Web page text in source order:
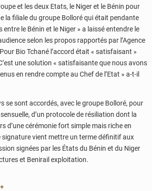
et les deux Etats, le Niger et le Bénin pour
la filiale du groupe Bolloré qui était pendante
le Bénin et le Niger » a laissé entendre le
selon les propos rapportés par l’Agence
Bio Tchané l’accord était « satisfaisant »
une solution « satisfaisante que nous avons
en rendre compte au Chef de l’Etat » a-t-il
se sont accordés, avec le groupe Bolloré, pour
d’un protocole de résiliation dont la
d’une cérémonie fort simple mais riche en
vient mettre un terme définitif aux
signées par les États du Bénin et du Niger
et Benirail exploitation.